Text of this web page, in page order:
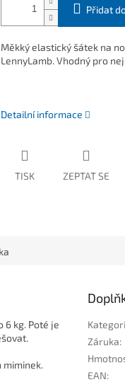
Přidat
Měkký elastický šátek na
LennyLamb. Vhodný pro
Detailní informace
TISK ZEPTAT SE
6 kg. Poté je
Záruka:
EAN: